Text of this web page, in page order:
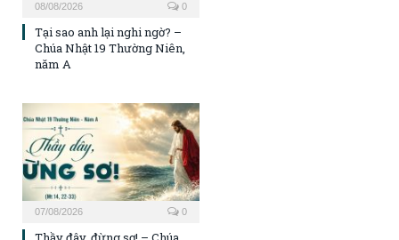
08/08/2026 0
Tại sao anh lại nghi ngờ? –
Chúa Nhật 19 Thường Niên,
năm A
07/08/2026 0